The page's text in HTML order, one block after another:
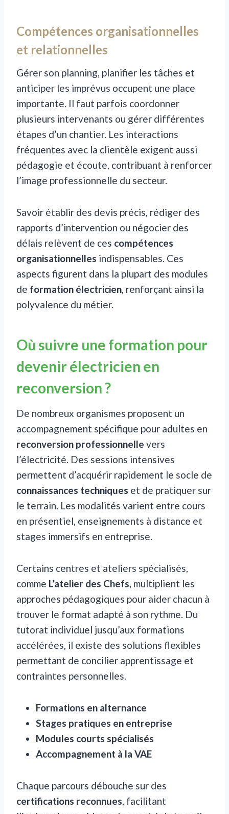
Compétences organisationnelles
et relationnelles
Gérer son planning, planifier les tâches et
anticiper les imprévus occupent une place
importante. Il faut parfois coordonner
plusieurs intervenants ou gérer différentes
étapes d’un chantier. Les interactions
fréquentes avec la clientèle exigent aussi
pédagogie et écoute, contribuant à renforcer
l’image professionnelle du secteur.
Savoir établir des devis précis, rédiger des
rapports d’intervention ou négocier des
délais relèvent de ces compétences
organisationnelles indispensables. Ces
aspects figurent dans la plupart des modules
de formation électricien, renforçant ainsi la
polyvalence du métier.
Où suivre une formation pour
devenir électricien en
reconversion ?
De nombreux organismes proposent un
accompagnement spécifique pour adultes en
reconversion professionnelle vers
l’électricité. Des sessions intensives
permettent d’acquérir rapidement le socle de
connaissances techniques et de pratiquer sur
le terrain. Les modalités varient entre cours
en présentiel, enseignements à distance et
stages immersifs en entreprise.
Certains centres et ateliers spécialisés,
comme L’atelier des Chefs, multiplient les
approches pédagogiques pour aider chacun à
trouver le format adapté à son rythme. Du
tutorat individuel jusqu’aux formations
accélérées, il existe des solutions flexibles
permettant de concilier apprentissage et
contraintes personnelles.
Formations en alternance
Stages pratiques en entreprise
Modules courts spécialisés
Accompagnement à la VAE
Chaque parcours débouche sur des
certifications reconnues, facilitant